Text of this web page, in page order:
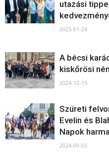
utazási
2025-01-24
A bécsi
kiskőrösi
2024-12-15
Szüreti
Evelin és
Napok
2024-09-03